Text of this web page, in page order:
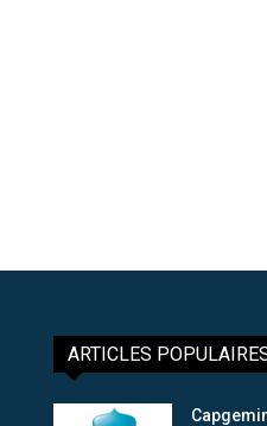
ARTICLES